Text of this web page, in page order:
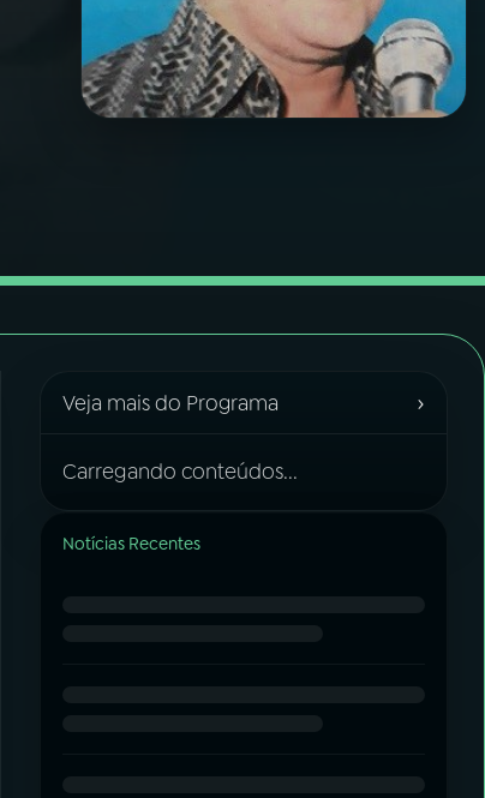
Veja mais do Programa ›
Carregando conteúdos...
Notícias Recentes